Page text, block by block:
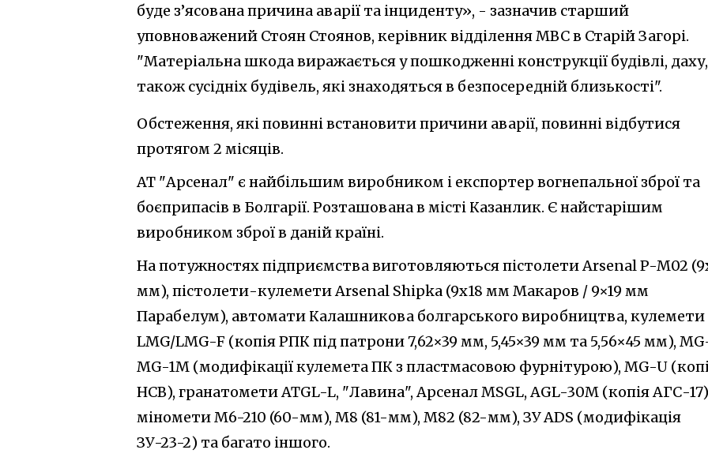
буде з’ясована причина аварії та інциденту», - зазначив старший
уповноважений Стоян Стоянов, керівник відділення МВС в Старій Загорі.
"Матеріальна шкода виражається у пошкодженні конструкції будівлі,
також сусідніх будівель, які знаходяться в безпосередній близькості".
Обстеження, які повинні встановити причини аварії, повинні відбутися
протягом 2 місяців.
АТ "Арсенал" є найбільшим виробником і експортер вогнепальної зброї та
боєприпасів в Болгарії. Розташована в місті Казанлик. Є найстарішим
виробником зброї в даній країні.
На потужностях підприємства виготовляються пістолети Arsenal P-M02
мм), пістолети-кулемети Arsenal Shipka (9х18 мм Макаров / 9×19 мм
Парабелум), автомати Калашникова болгарського виробництва, кулемети
LMG/LMG-F (копія РПК під патрони 7,62×39 мм, 5,45×39 мм та 5,56×45 мм),
MG-1M (модифікації кулемета ПК з пластмасовою фурнітурою), MG-U
НСВ), гранатомети ATGL-L, "Лавина", Арсенал MSGL, AGL-30М (копія АГС-
міномети M6-210 (60-мм), M8 (81-мм), M82 (82-мм), ЗУ ADS (модифікація
ЗУ-23-2) та багато іншого.